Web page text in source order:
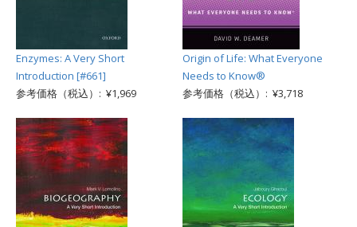
Enzymes: A Very Short
Introduction [#661]
参考価格（税込）: ¥1,969
Origin of Life: What Everyone
Needs to Know®
参考価格（税込）: ¥3,718